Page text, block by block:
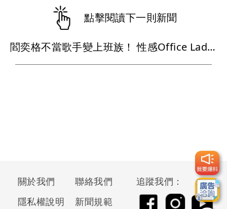
點擊閱讀下一則新聞
閻奕格不當歌手變上班族！ 性感Office Lady穿搭：不後悔選擇
關於我們
聯絡我們
隱私權說明
新聞規範
追蹤我們：